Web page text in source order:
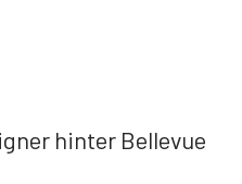
hinter Bellevue